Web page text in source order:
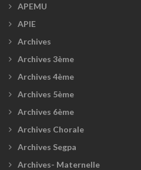
APEMU
APIE
Archives
Archives 3ème
Archives 4ème
Archives 5ème
Archives 6ème
Archives Chorale
Archives Segpa
Archives- Maternelle